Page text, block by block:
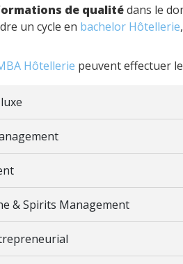
de qualitédans le
un cycle en bachelor Hôtellerie
Hôtellerie peuvent effectuer
& Spirits Management